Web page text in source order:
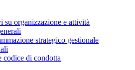
su organizzazione e attività
strategico gestionale
codice di condotta